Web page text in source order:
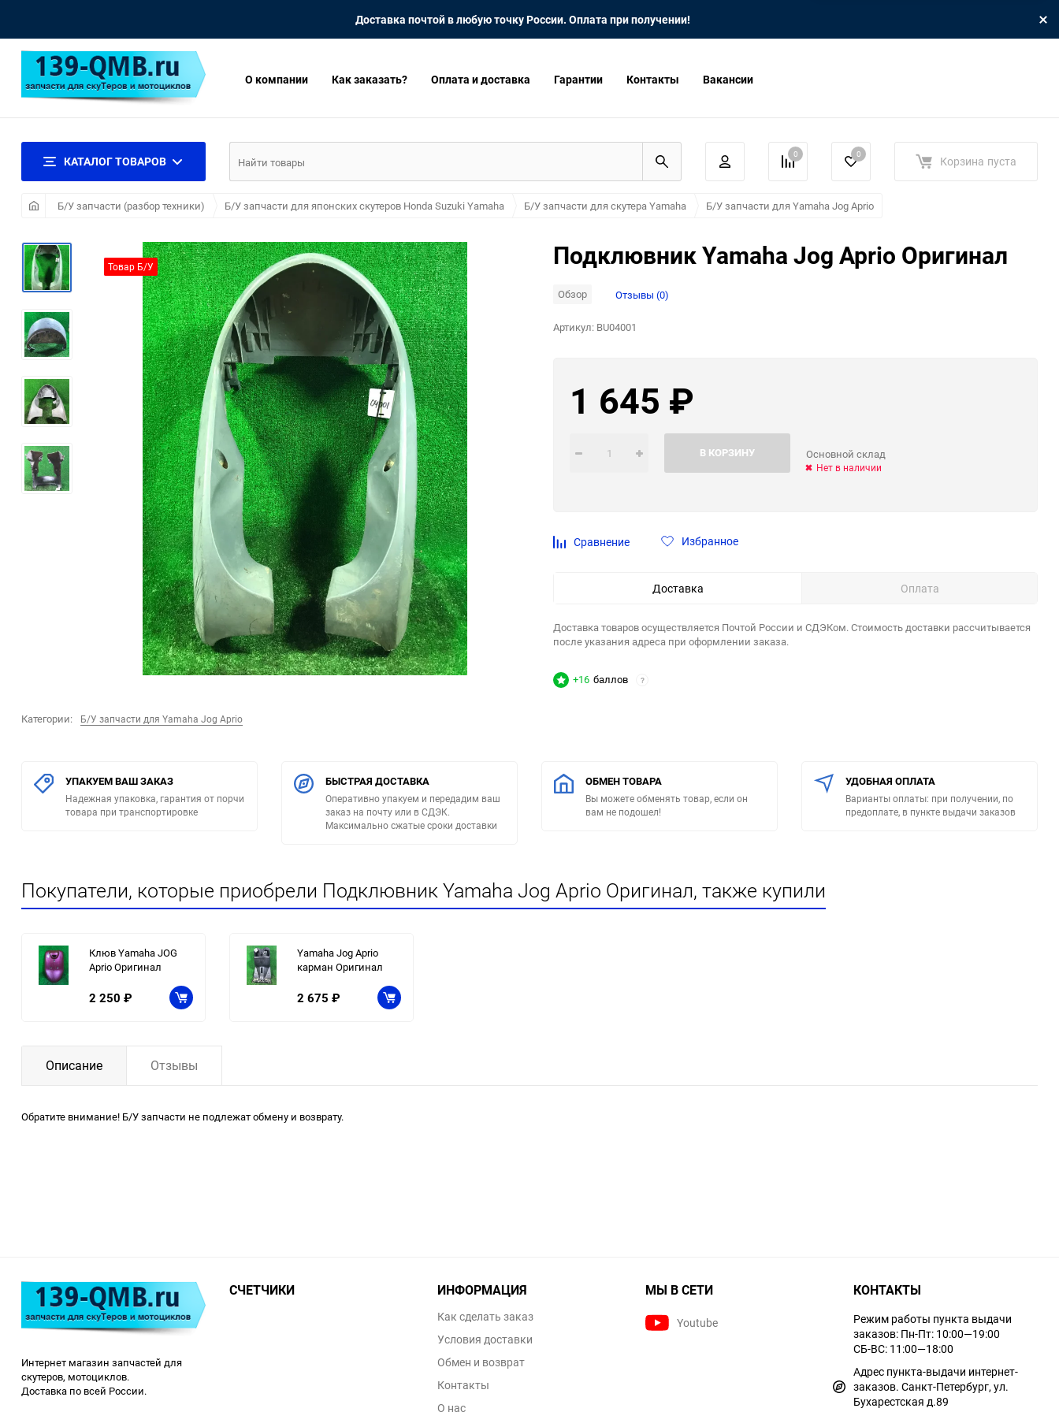
Доставка почтой в любую точку России. Оплата при получении!
О компании Как заказать? Оплата и доставка Гарантии Контакты Вакансии
КАТАЛОГ ТОВАРОВ 0 0 Корзина пуста
Б/У запчасти (разбор техники) Б/У запчасти для японских скутеров Honda Suzuki Yamaha Б/У запчасти для скутера Yamaha Б/У запчасти для Yamaha Jog Aprio
Товар Б/У
Категории: Б/У запчасти для Yamaha Jog Aprio
Подклювник Yamaha Jog Aprio Оригинал
Обзор Отзывы (0)
Артикул: BU04001
1 645 ₽
В КОРЗИНУ Основной склад
Нет в наличии
Сравнение Избранное
Доставка Оплата
Доставка товаров осуществляется Почтой России и СДЭКом. Стоимость доставки рассчитывается
после указания адреса при оформлении заказа.
+16 баллов ?
УПАКУЕМ ВАШ ЗАКАЗ
Надежная упаковка, гарантия от порчи
товара при транспортировке
БЫСТРАЯ ДОСТАВКА
Оперативно упакуем и передадим ваш
заказ на почту или в СДЭК.
Максимально сжатые сроки доставки
ОБМЕН ТОВАРА
Вы можете обменять товар, если он
вам не подошел!
УДОБНАЯ ОПЛАТА
Варианты оплаты: при получении, по
предоплате, в пункте выдачи заказов
Покупатели, которые приобрели Подклювник Yamaha Jog Aprio Оригинал, также купили
Клюв Yamaha JOG
Aprio Оригинал
2 250 ₽
Yamaha Jog Aprio
карман Оригинал
2 675 ₽
Описание Отзывы
Обратите внимание! Б/У запчасти не подлежат обмену и возврату.
Интернет магазин запчастей для
скутеров, мотоциклов.
Доставка по всей России.
СЧЕТЧИКИ ИНФОРМАЦИЯ
Как сделать заказ
Условия доставки
Обмен и возврат
Контакты
О нас
МЫ В СЕТИ
Youtube
КОНТАКТЫ
Режим работы пункта выдачи
заказов: Пн-Пт: 10:00—19:00
СБ-ВС: 11:00—18:00
Адрес пункта-выдачи интернет-
заказов. Санкт-Петербург, ул.
Бухарестская д.89